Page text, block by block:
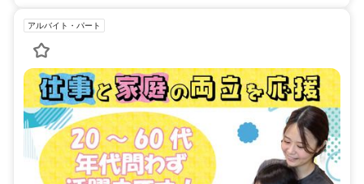
アルバイト・パート